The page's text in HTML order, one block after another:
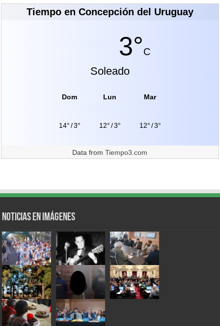
Tiempo en Concepción del Uruguay
3°C
Soleado
Dom
14°/3°
Lun
12°/3°
Mar
12°/3°
Data fromTiempo3.com
Noticias en Imágenes